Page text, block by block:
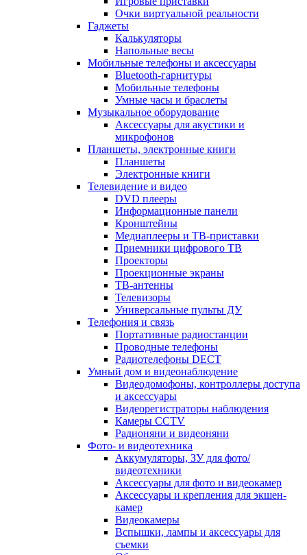
Очки виртуальной реальности
Гаджеты
Калькуляторы
Напольные весы
Мобильные телефоны и аксессуары
Bluetooth-гарнитуры
Мобильные телефоны
Умные часы и браслеты
Музыкальное оборудование
Аксессуары для акустики и
микрофонов
Планшеты, электронные книги
Планшеты
Электронные книги
Телевидение и видео
DVD плееры
Информационные панели
Кронштейны
Медиаплееры и ТВ-приставки
Приемники цифрового ТВ
Проекторы
Проекционные экраны
ТВ-антенны
Телевизоры
Универсальные пульты ДУ
Телефония и связь
Портативные радиостанции
Проводные телефоны
Радиотелефоны DECT
Умный дом и видеонаблюдение
Видеодомофоны, контроллеры доступа
и аксессуары
Видеорегистраторы наблюдения
Камеры CCTV
Радионяни и видеоняни
Фото- и видеотехника
Аккумуляторы, ЗУ для фото/
видеотехники
Аксессуары для фото и видеокамер
Аксессуары и крепления для экшен-
камер
Видеокамеры
Вспышки, лампы и аксессуары для
съемки